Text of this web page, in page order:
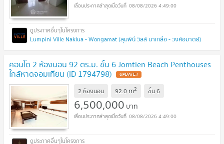
08/08/2026 4:49:00
Lumpini Ville Naklua - Wongamat (ลุมพินี วิลล์ นาเกลือ - วงศ์อมาตย์)
คอนโด 2 ห้องนอน 92 ตร.ม. ชั้น 6 Jomtien Beach Penthouses
ใกล้หาดจอมเทียน (ID 1794798) UPDATE !
2 ห้องนอน 92.0 m2 ชั้น6
6,500,000 บาท
08/08/2026 4:49:00